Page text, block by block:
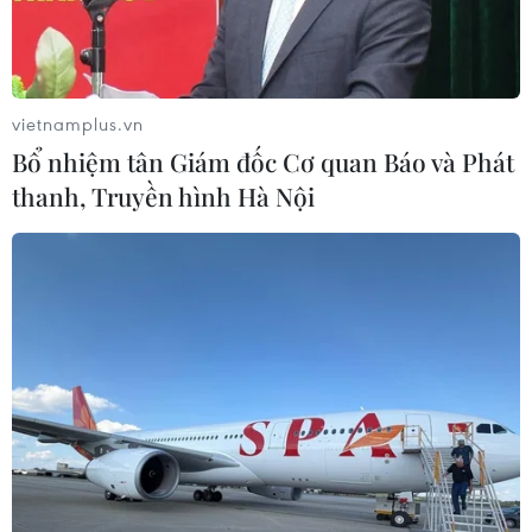
Ngày 15/3, giới chức Thổ Nhĩ Kỳ cho biết một
xuồng cao su chở người di cư đã chìm ở ngoài
khơi bờ biển Aegean, phía Bắc nước này, khiến
ít nhất 16 người thiệt mạng.
vietnamplus.vn
Bổ nhiệm tân Giám đốc Cơ quan Báo và Phát
thanh, Truyền hình Hà Nội